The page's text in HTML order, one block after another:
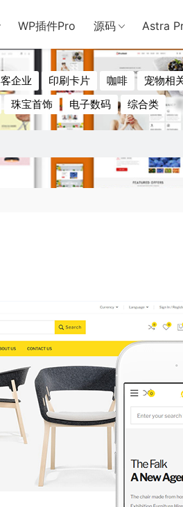
WP插件Pro 源码 Astra
企业 印刷卡片 咖啡 宠物相
珠宝首饰 电子数码 综合类